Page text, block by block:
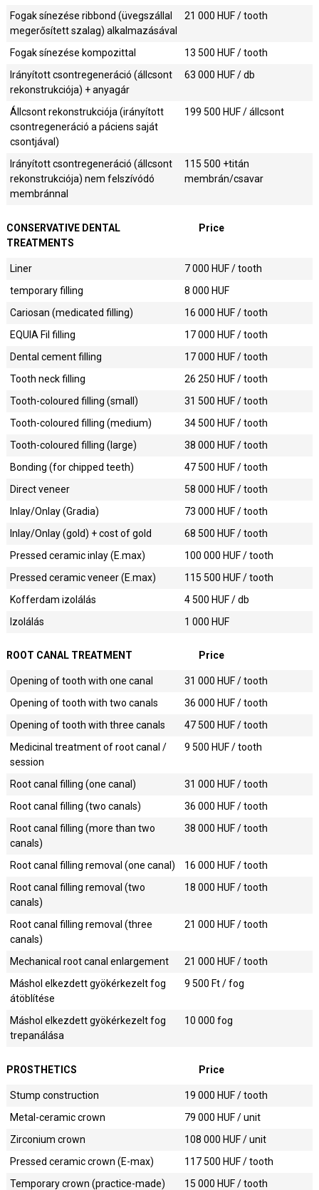
21 000 HUF / tooth
Fogak sínezése ribbond (üvegszállal
megerősített szalag) alkalmazásával
13 500 HUF / tooth
Fogak sínezése kompozittal
63 000 HUF / db
Irányított csontregeneráció (állcsont
rekonstrukciója) + anyagár
199 500 HUF / állcsont
Állcsont rekonstrukciója (irányított
csontregeneráció a páciens saját
csontjával)
115 500 +titán
membrán/csavar
Irányított csontregeneráció (állcsont
rekonstrukciója) nem felszívódó
membránnal
CONSERVATIVE DENTAL
TREATMENTS
Price
7 000 HUF / tooth
Liner
8 000 HUF
temporary filling
16 000 HUF / tooth
Cariosan (medicated filling)
17 000 HUF / tooth
EQUIA Fil filling
17 000 HUF / tooth
Dental cement filling
26 250 HUF / tooth
Tooth neck filling
31 500 HUF / tooth
Tooth-coloured filling (small)
34 500 HUF / tooth
Tooth-coloured filling (medium)
38 000 HUF / tooth
Tooth-coloured filling (large)
47 500 HUF / tooth
Bonding (for chipped teeth)
58 000 HUF / tooth
Direct veneer
73 000 HUF / tooth
Inlay/Onlay (Gradia)
68 500 HUF / tooth
Inlay/Onlay (gold) + cost of gold
100 000 HUF / tooth
Pressed ceramic inlay (E.max)
115 500 HUF / tooth
Pressed ceramic veneer (E.max)
4 500 HUF / db
Kofferdam izolálás
1 000 HUF
Izolálás
ROOT CANAL TREATMENT Price
31 000 HUF / tooth
Opening of tooth with one canal
36 000 HUF / tooth
Opening of tooth with two canals
47 500 HUF / tooth
Opening of tooth with three canals
9 500 HUF / tooth
Medicinal treatment of root canal /
session
31 000 HUF / tooth
Root canal filling (one canal)
36 000 HUF / tooth
Root canal filling (two canals)
38 000 HUF / tooth
Root canal filling (more than two
canals)
16 000 HUF / tooth
Root canal filling removal (one canal)
18 000 HUF / tooth
Root canal filling removal (two
canals)
21 000 HUF / tooth
Root canal filling removal (three
canals)
21 000 HUF / tooth
Mechanical root canal enlargement
9 500 Ft / fog
Máshol elkezdett gyökérkezelt fog
átöblítése
10 000fog
Máshol elkezdett gyökérkezelt fog
trepanálása
PROSTHETICS Price
19 000 HUF / tooth
Stump construction
79 000 HUF / unit
Metal-ceramic crown
108 000 HUF / unit
Zirconium crown
117 500 HUF / tooth
Pressed ceramic crown (E-max)
15 000 HUF / tooth
Temporary crown (practice-made)